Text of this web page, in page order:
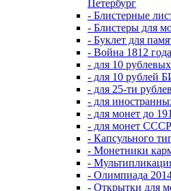
Петербург
- Блистерные
- Блистеры для
- Буклет для
- Война 1812 года
- для 10
- для 10
- для 25-ти
- для
- для монет до
- для монет СССР
- Капсульного
- Монетники
-
- Олимпиада
- Открытки для